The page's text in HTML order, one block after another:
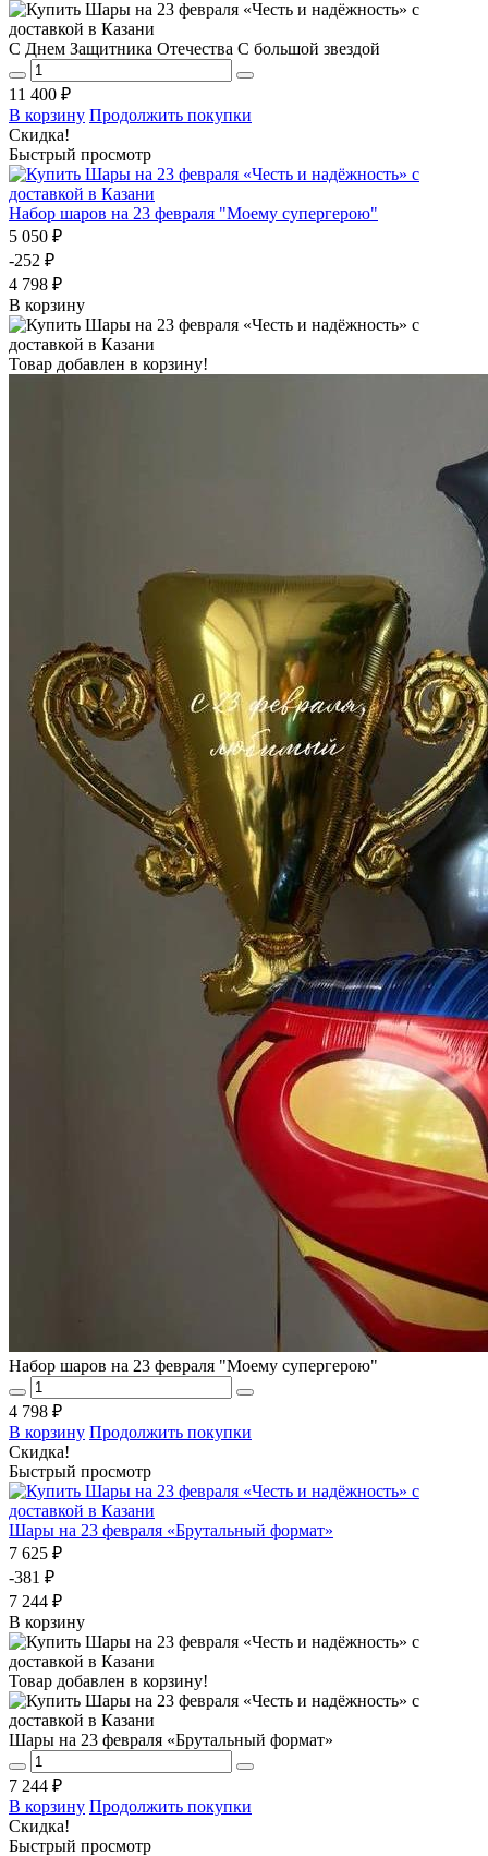
С Днем Защитника Отечества С большой звездой
11 400 ₽
В корзину Продолжить покупки
Скидка!
Быстрый просмотр
Набор шаров на 23 февраля "Моему супергерою"
5 050 ₽
-252 ₽
4 798 ₽
В корзину
Товар добавлен в корзину!
Набор шаров на 23 февраля "Моему супергерою"
4 798 ₽
В корзину Продолжить покупки
Скидка!
Быстрый просмотр
Шары на 23 февраля «Брутальный формат»
7 625 ₽
-381 ₽
7 244 ₽
В корзину
Товар добавлен в корзину!
Шары на 23 февраля «Брутальный формат»
7 244 ₽
В корзину Продолжить покупки
Скидка!
Быстрый просмотр